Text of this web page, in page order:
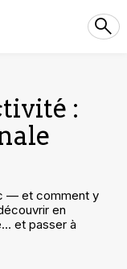
:
— et comment y
en
et passer à